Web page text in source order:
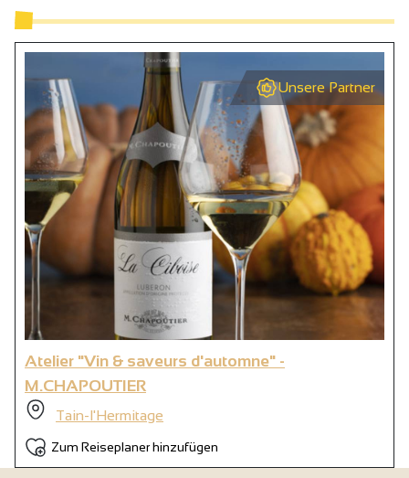
Unsere Partner
Atelier "Vin & saveurs d'automne" -
M.CHAPOUTIER
Tain-l'Hermitage
Zum Reiseplaner hinzufügen